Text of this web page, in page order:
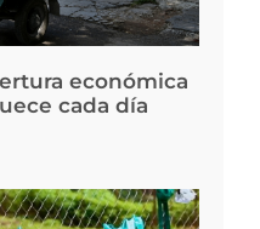
económica
cada día